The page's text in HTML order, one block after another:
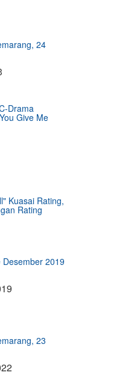
24
Drama
Give Me
Kuasai Rating,
Rating
2019
23